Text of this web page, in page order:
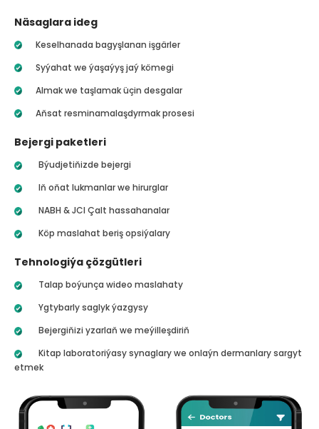
Näsaglara ideg
Keselhanada bagyşlanan işgärler
Syýahat we ýaşaýyş jaý kömegi
Almak we taşlamak üçin desgalar
Aňsat resminamalaşdyrmak prosesi
Bejergi paketleri
Býudjetiňizde bejergi
Iň oňat lukmanlar we hirurglar
NABH & JCI Çalt hassahanalar
Köp maslahat beriş opsiýalary
Tehnologiýa çözgütleri
Talap boýunça wideo maslahaty
Ygtybarly saglyk ýazgysy
Bejergiňizi yzarlaň we meýilleşdiriň
Kitap laboratoriýasy synaglary we onlaýn dermanlary sargyt
etmek